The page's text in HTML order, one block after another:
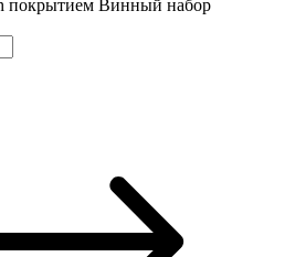
покрытием Винный набор